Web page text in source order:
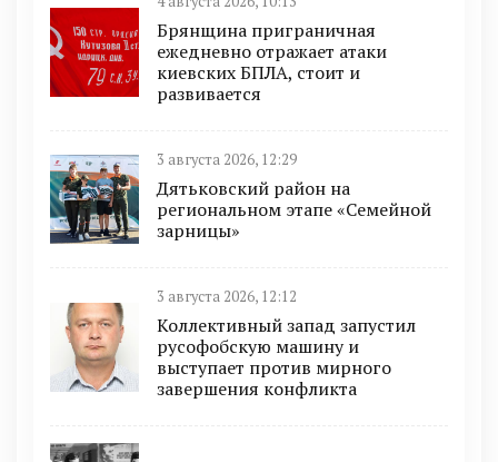
Брянщина приграничная
ежедневно отражает атаки
киевских БПЛА, стоит и
развивается
3 августа 2026, 12:29
Дятьковский район на
региональном этапе «Семейной
зарницы»
3 августа 2026, 12:12
Коллективный запад запустил
русофобскую машину и
выступает против мирного
завершения конфликта